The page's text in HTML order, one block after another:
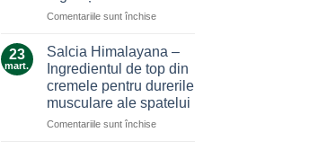
lasă
durere
alină
Comentariile sunt închisepentru
ascunde
masca
antiacneică
cu
argilă
23
mart.
Salcia Himalayana –
Ingredientul de top din
cremele pentru durerile
musculare ale spatelui
Comentariile sunt închisepentru